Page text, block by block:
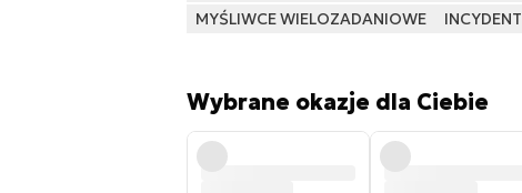
MYŚLIWCE WIELOZADANIOWE
INCYDENT
Wybrane okazje dla Ciebie